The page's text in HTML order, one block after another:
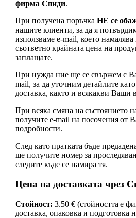
фирма Спиди.
При получена поръчка НЕ се
нашите клиенти, за да я
използваме e-mail, което
съответно крайната цена на
заплащате.
При нужда ние ще се свържем с
mail, за да уточним детайлите
доставка, както и всякакви Ваши
При всяка смяна на състоянието
получите e-mail на посочения от
подробности.
След като пратката бъде
ще получите номер за
следите къде се намира тя.
Цена на доставката чрез
Стойност: 3.50 € (стойността е
доставка, опаковка и подготовка